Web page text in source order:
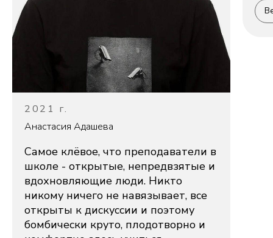
2021 г.
Анастасия Адашева
Самое клёвое, что преподаватели в
школе - открытые, непредвзятые и
вдохновляющие люди. Никто
никому ничего не навязывает, все
открыты к дискуссии и поэтому
бомбически круто, плодотворно и